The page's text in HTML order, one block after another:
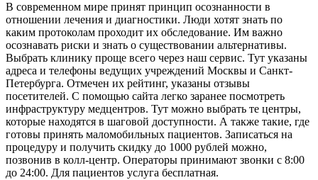
В современном мире принят принцип осознанности в
отношении лечения и диагностики. Люди хотят знать по
каким протоколам проходит их обследование. Им важно
осознавать риски и знать о существовании альтернативы.
Выбрать клинику проще всего через наш сервис. Тут указаны
адреса и телефоны ведущих учреждений Москвы и Санкт-
Петербурга. Отмечен их рейтинг, указаны отзывы
посетителей. С помощью сайта легко заранее посмотреть
инфраструктуру медцентров. Тут можно выбрать те центры,
которые находятся в шаговой доступности. А также такие, где
готовы принять маломобильных пациентов. Записаться на
процедуру и получить скидку до 1000 рублей можно,
позвонив в колл-центр. Операторы принимают звонки с 8:00
до 24:00. Для пациентов услуга бесплатная.